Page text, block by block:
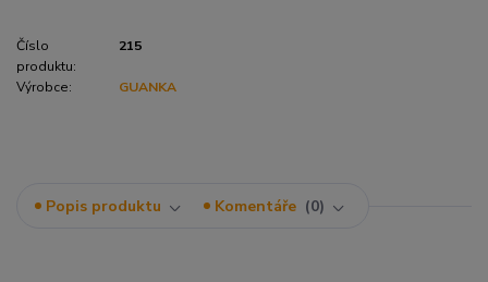
Číslo
produktu:
215
Výrobce: GUANKA
Popis produktu Komentáře 0